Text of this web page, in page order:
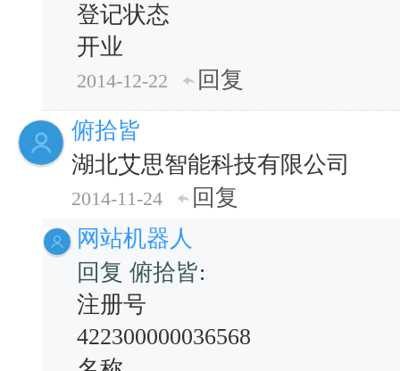
登记状态
开业
2014-12-22
回复
俯拾皆
湖北艾思智能科技有限公司
2014-11-24
回复
网站机器人
回复 俯拾皆:
注册号
422300000036568